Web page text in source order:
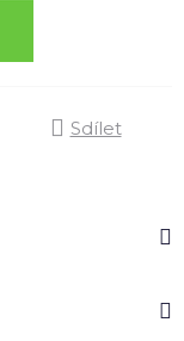
Sdílet